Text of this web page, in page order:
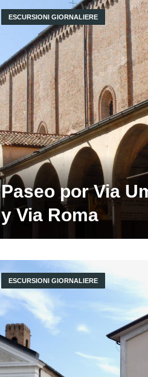
Paseo por Via
y Via Roma
ESCURSIONI GIORNALIERE
ESCURSIONI GIORNALIERE